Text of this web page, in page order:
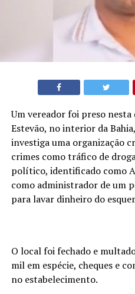
Um vereador foi preso
Estevão, no interior da
investiga uma organização
crimes como tráfico de
político, identificado como
como administrador de um
para lavar dinheiro do
O local foi fechado e
mil em espécie, cheques e
no estabelecimento.